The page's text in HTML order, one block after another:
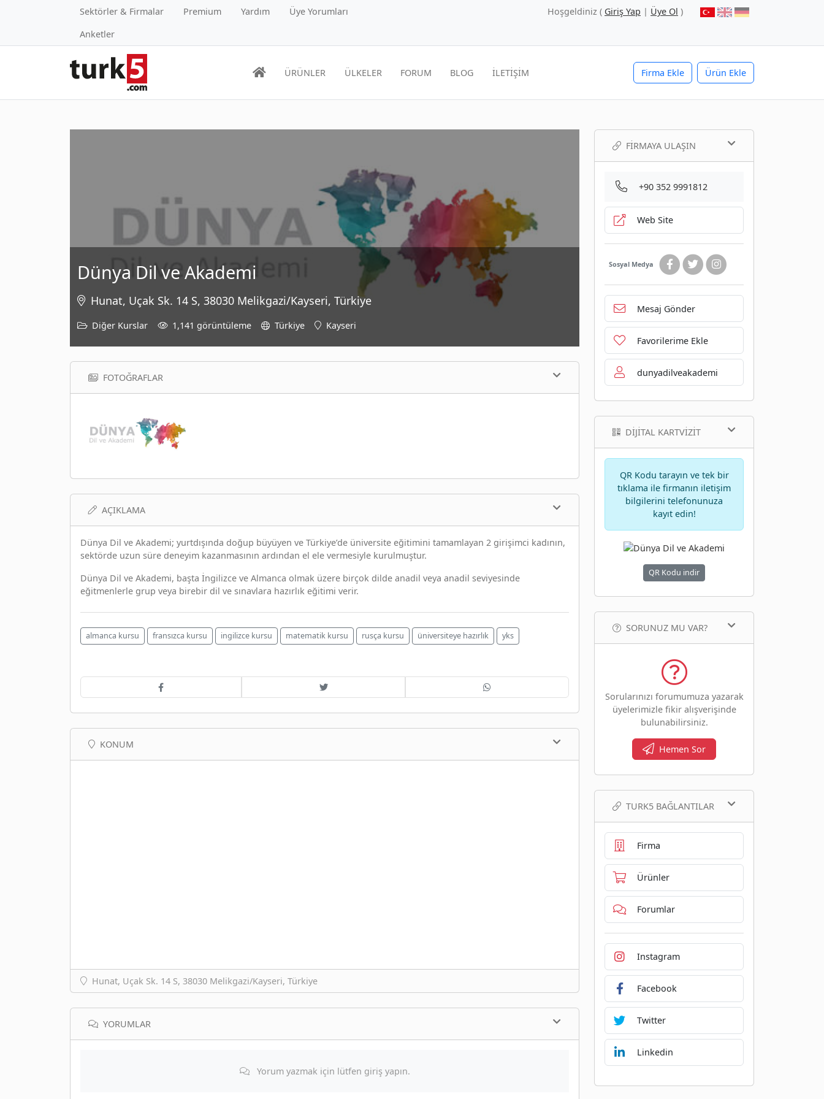
Sektörler & Firmalar Premium Yardım
Üye Yorumları
Anketler
Hoşgeldiniz ( Giriş Yap | Üye Ol )
Firma Ekle Ürün Ekle
ÜRÜNLER ÜLKELER FORUM BLOG İLETİŞİM
Dünya Dil ve Akademi
Hunat, Uçak Sk. 14 S, 38030 Melikgazi/Kayseri, Türkiye
Diğer Kurslar 1,141 görüntüleme Türkiye Kayseri
FOTOĞRAFLAR
AÇIKLAMA
Dünya Dil ve Akademi; yurtdışında doğup büyüyen ve Türkiye’de üniversite eğitimini tamamlayan 2 girişimci kadının,
sektörde uzun süre deneyim kazanmasının ardından el ele vermesiyle kurulmuştur.
Dünya Dil ve Akademi, başta İngilizce ve Almanca olmak üzere birçok dilde anadil veya anadil seviyesinde
eğitmenlerle grup veya birebir dil ve sınavlara hazırlık eğitimi verir.
almanca kursu fransızca kursu ingilizce kursu matematik kursu rusça kursu üniversiteye hazırlık yks
KONUM
Hunat, Uçak Sk. 14 S, 38030 Melikgazi/Kayseri, Türkiye
YORUMLAR
Yorum yazmak için lütfen giriş yapın.
FIRMAYA ULAŞIN
+90 352 9991812
Web Site
Sosyal Medya
Mesaj Gönder
Favorilerime Ekle
dunyadilveakademi
DIJITAL KARTVIZIT
QR Kodu tarayın ve tek bir
tıklama ile firmanın iletişim
bilgilerini telefonunuza
kayıt edin!
QR Kodu indir
SORUNUZ MU VAR?
Sorularınızı forumumuza yazarak
üyelerimizle fikir alışverişinde
bulunabilirsiniz.
Hemen Sor
TURK5 BAĞLANTILAR
Firma
Ürünler
Forumlar
Instagram
Facebook
Twitter
Linkedin